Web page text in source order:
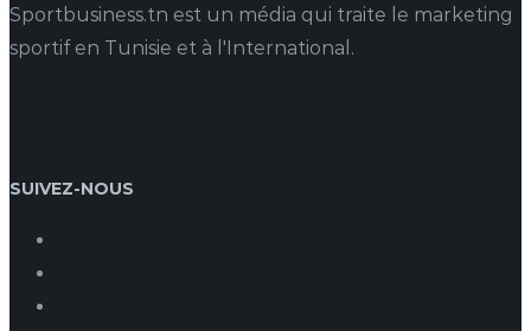
Sportbusiness.tn est un média qui traite le marketing
sportif en Tunisie et à l'International.
SUIVEZ-NOUS